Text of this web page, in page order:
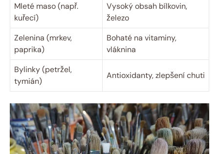
Mleté maso (např.
kuřecí)
Vysoký obsah bílkovin,
železo
Zelenina (mrkev,
paprika)
Bohaté na vitaminy,
vláknina
Bylinky (petržel,
tymián)
Antioxidanty, zlepšení chuti